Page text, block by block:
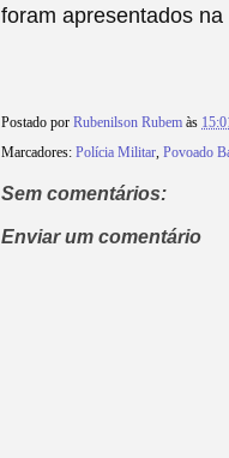
foram apresentados
Postado por Rubenilson Rubem às
Marcadores: Polícia Militar, Povoado
Sem comentários:
Enviar um comentário